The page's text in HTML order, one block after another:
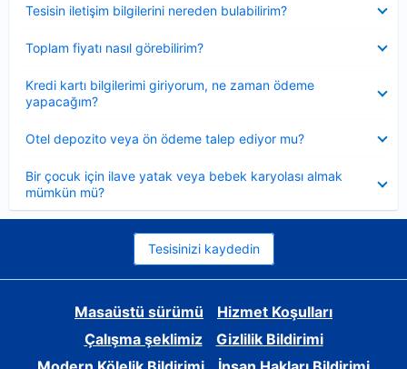
Tesisin iletişim bilgilerini nereden bulabilirim?
Toplam fiyatı nasıl görebilirim?
Kredi kartı bilgilerimi giriyorum, ne zaman ödeme
yapacağım?
Otel depozito veya ön ödeme talep ediyor mu?
Bir çocuk için ilave yatak veya bebek karyolası almak
mümkün mü?
Tesisinizi kaydedin
Masaüstü sürümü
Hizmet Koşulları
Çalışma şeklimiz
Gizlilik Bildirimi